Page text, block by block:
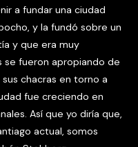
a fundar una ciudad
y la fundó sobre un
y que era muy
se fueron apropiando de
chacras en torno a
fue creciendo en
Así que yo diría que,
actual, somos